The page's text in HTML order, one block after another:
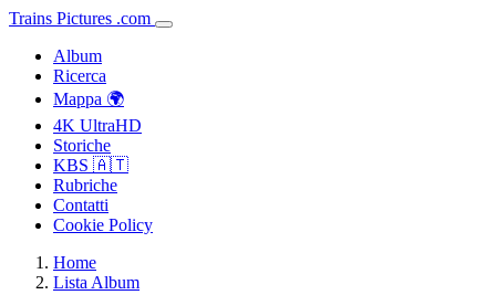
Trains Pictures .com
Album
Ricerca
Mappa 🌍
4K UltraHD
Storiche
KBS 🇦🇹
Rubriche
Contatti
Cookie Policy
Home
Lista Album